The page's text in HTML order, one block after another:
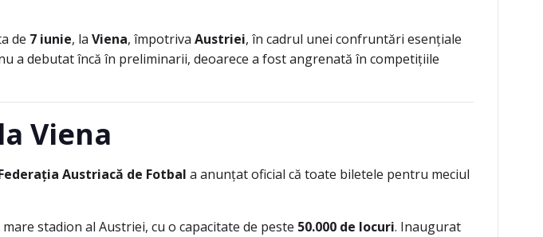
de 7 iunie, la Viena, împotriva Austriei, în cadrul unei confruntări esențiale
a debutat încă în preliminarii, deoarece a fost angrenată în competițiile
Viena
Austriacă de Fotbal a anunțat oficial că toate biletele pentru meciul
mare stadion al Austriei, cu o capacitate de peste 50.000 de locuri. Inaugurat